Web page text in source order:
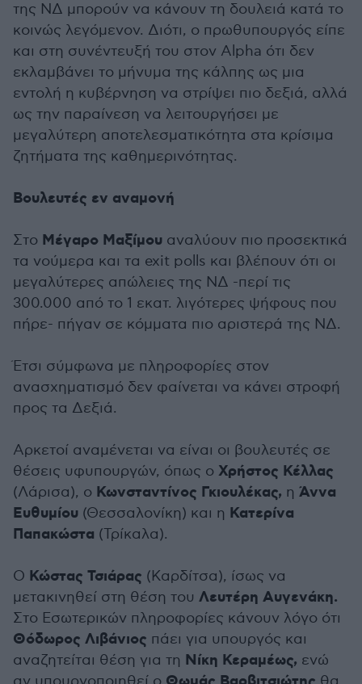
της ΝΔ μπορούν να κάνουν τη δουλειά κατά το
κοινώς λεγόμενον. Διότι, ο πρωθυπουργός είπε
και στη συνέντευξή του στον Alpha ότι δεν
εκλαμβάνει το μήνυμα της κάλπης ως μια
εντολή η κυβέρνηση να στρίψει πιο δεξιά, αλλά
ως την παραίνεση να λειτουργήσει με
μεγαλύτερη αποτελεσματικότητα στα κρίσιμα
ζητήματα της καθημερινότητας.
Βουλευτές εν αναμονή
Στο Μέγαρο Μαξίμου αναλύουν πιο προσεκτικά
τα νούμερα και τα exit polls και βλέπουν ότι οι
μεγαλύτερες απώλειες της ΝΔ -περί τις
300.000 από το 1 εκατ. λιγότερες ψήφους που
πήρε- πήγαν σε κόμματα πιο αριστερά της ΝΔ.
Έτσι σύμφωνα με πληροφορίες στον
ανασχηματισμό δεν φαίνεται να κάνει στροφή
προς τα Δεξιά.
Αρκετοί αναμένεται να είναι οι βουλευτές σε
θέσεις υφυπουργών, όπως ο Χρήστος Κέλλας
(Λάρισα), ο Κωνσταντίνος Γκιουλέκας, η Άννα
Ευθυμίου (Θεσσαλονίκη) και η Κατερίνα
Παπακώστα (Τρίκαλα).
Ο Κώστας Τσιάρας (Καρδίτσα), ίσως να
μετακινηθεί στη θέση του Λευτέρη Αυγενάκη.
Στο Εσωτερικών πληροφορίες κάνουν λόγο ότι
Θόδωρος Λιβάνιος πάει για υπουργός και
αναζητείται θέση για τη Νίκη Κεραμέως, ενώ